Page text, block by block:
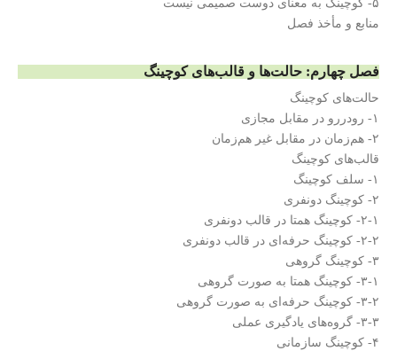
۵- کوچینگ به معنای دوست صمیمی نیست
منابع و مأخذ فصل
فصل چهارم: حالت‌ها و قالب‌های کوچینگ
حالت‌های کوچینگ
۱- رودررو در مقابل مجازی
۲- هم‌زمان در مقابل غیر هم‌زمان
قالب‌های کوچینگ
۱- سلف کوچینگ
۲- کوچینگ دونفری
۲-۱- کوچینگ همتا در قالب دونفری
۲-۲- کوچینگ حرفه‌ای در قالب دونفری
۳- کوچینگ گروهی
۳-۱- کوچینگ همتا به صورت گروهی
۳-۲- کوچینگ حرفه‌ای به صورت گروهی
۳-۳- گروه‌های یادگیری عملی
۴- کوچینگ سازمانی